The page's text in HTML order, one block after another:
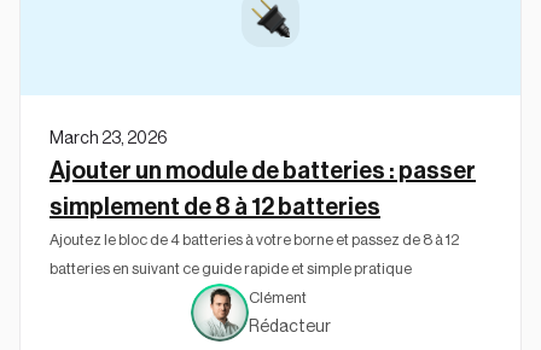
March 23, 2026
Ajouter un module de batteries : passer
simplement de 8 à 12 batteries
Ajoutez le bloc de 4 batteries à votre borne et passez de 8 à 12
batteries en suivant ce guide rapide et simple pratique
Clément
Rédacteur